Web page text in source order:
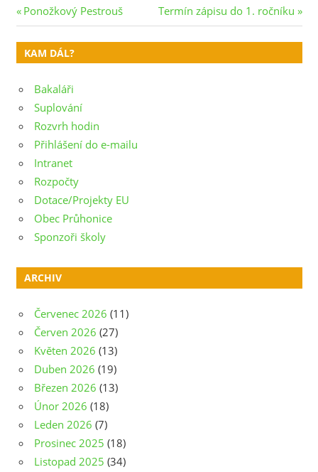
Navigace
pro
příspěvek
Previous
Post:
Ponožkový Pestrouš
Next
Post:
Termín zápisu do 1. ročníku
KAM DÁL?
Bakaláři
Suplování
Rozvrh hodin
Přihlášení do e-mailu
Intranet
Rozpočty
Dotace/Projekty EU
Obec Průhonice
Sponzoři školy
ARCHIV
Červenec 2026 (11)
Červen 2026 (27)
Květen 2026 (13)
Duben 2026 (19)
Březen 2026 (13)
Únor 2026 (18)
Leden 2026 (7)
Prosinec 2025 (18)
Listopad 2025 (34)